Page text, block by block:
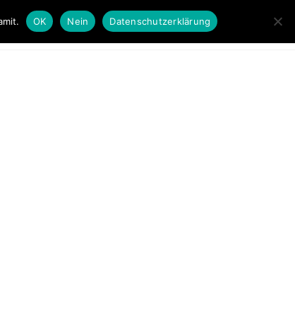
KONTAKT
OK Nein Datenschutzerklärung